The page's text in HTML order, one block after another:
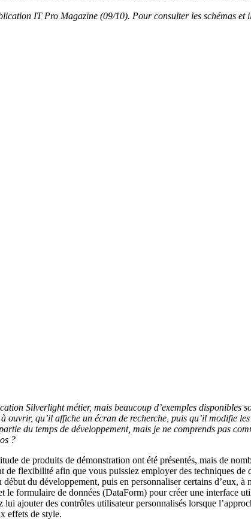
IT Pro Magazine (09/10). Pour consulter les schémas et
Silverlight métier, mais beaucoup d’exemples
ouvrir, qu’il affiche un écran de recherche, puis qu’il modifie
du temps de développement, mais je ne comprends pas
?
de produits de démonstration ont été présentés, mais de
de flexibilité afin que vous puissiez employer des techniques
début du développement, puis en personnaliser certains
le formulaire de données (DataForm) pour créer une interface
lui ajouter des contrôles utilisateur personnalisés lorsque
effets de style.